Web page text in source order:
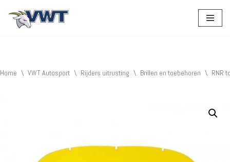
Home \ VWT Autosport \ Rijders uitrusting \ Brillen en toebehoren \ RNR